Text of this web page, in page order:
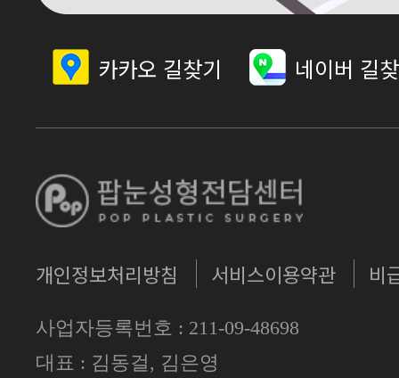
카카오 길찾기 네이버 길
개인정보처리방침 서비스이용약관 비
사업자등록번호 : 211-09-48698
대표 : 김동걸, 김은영